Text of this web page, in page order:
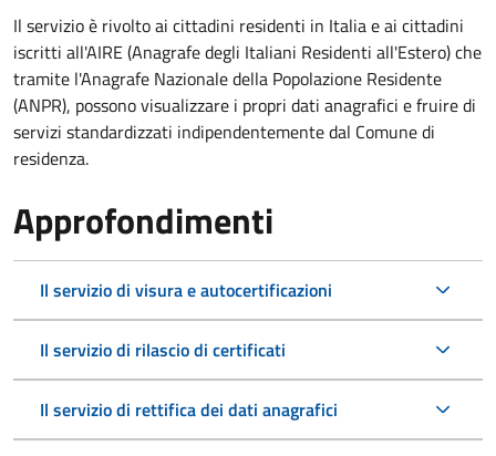
Il servizio è rivolto ai cittadini residenti in Italia e ai cittadini
iscritti all'AIRE (Anagrafe degli Italiani Residenti all'Estero) che
tramite l'Anagrafe Nazionale della Popolazione Residente
(ANPR), possono visualizzare i propri dati anagrafici e fruire di
servizi standardizzati indipendentemente dal Comune di
residenza.
Approfondimenti
Il servizio di visura e autocertificazioni
Il servizio di rilascio di certificati
Il servizio di rettifica dei dati anagrafici